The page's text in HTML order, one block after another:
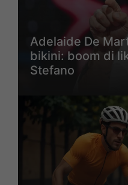
Adelaide De
bikini: boom di
Stefano